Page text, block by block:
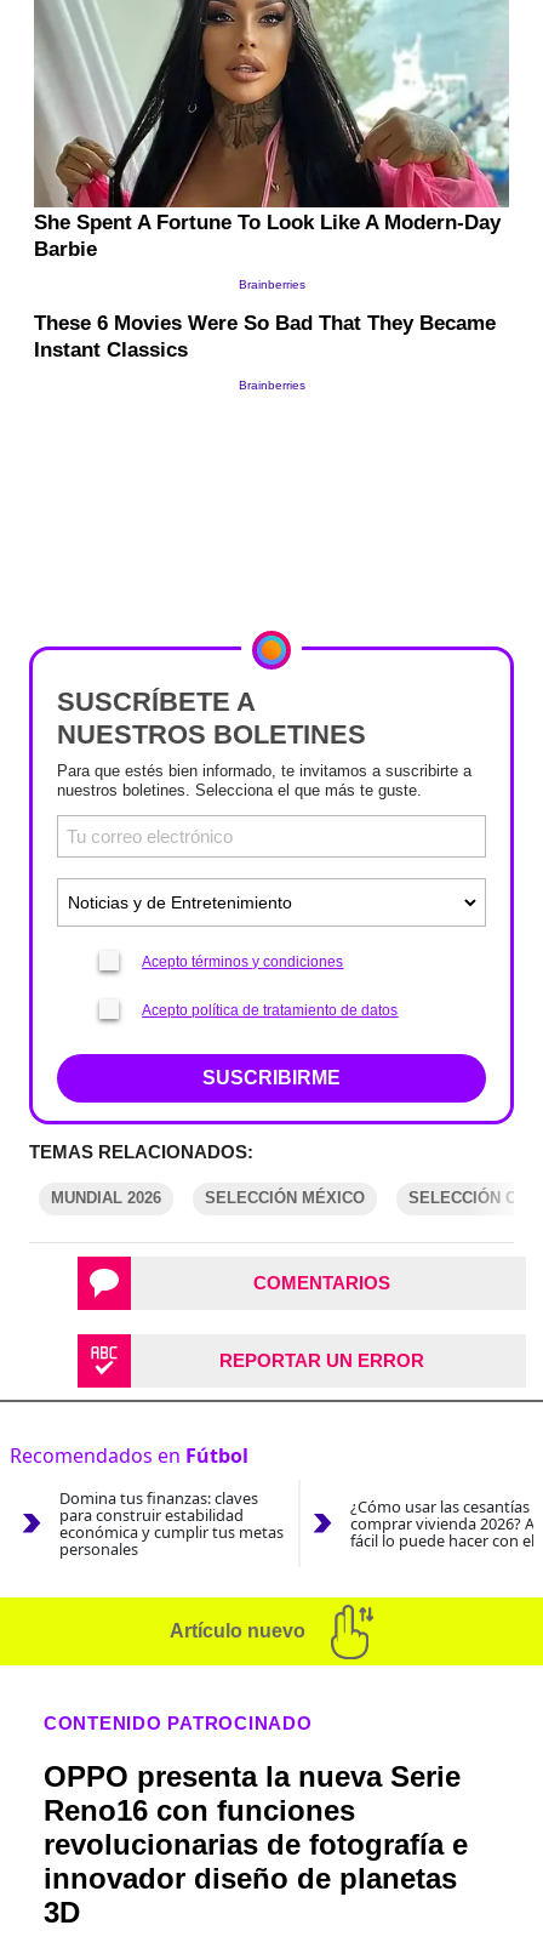
SUSCRÍBETE A
NUESTROS BOLETINES
Para que estés bien informado, te invitamos a suscribirte a
nuestros boletines. Selecciona el que más te guste.
Acepto términos y condiciones
Acepto política de tratamiento de datos
SUSCRIBIRME
TEMAS RELACIONADOS:
MUNDIAL 2026 SELECCIÓN MÉXICO SELECCIÓN
COMENTARIOS
REPORTAR UN ERROR
Recomendados en Fútbol
Domina tus finanzas: claves
para construir estabilidad
económica y cumplir tus metas
personales
¿Cómo usar las cesantías
comprar vivienda 2026?
fácil lo puede hacer con el
Artículo nuevo
CONTENIDO PATROCINADO
OPPO presenta la nueva Serie
Reno16 con funciones
revolucionarias de fotografía e
innovador diseño de planetas
3D